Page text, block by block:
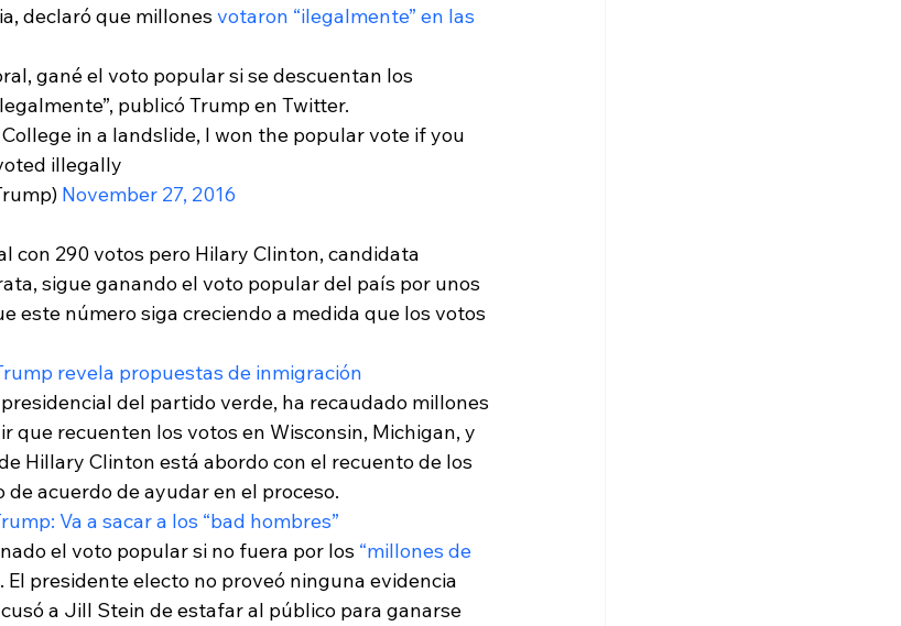
declaró que millones votaron “ilegalmente” en las
gané el voto popular si se descuentan los
publicó Trump en Twitter.
in a landslide, I won the popular vote if you
illegally
November 27, 2016
con 290 votos pero Hilary Clinton, candidata
sigue ganando el voto popular del país por unos
este número siga creciendo a medida que los votos
revela propuestas de inmigración
del partido verde, ha recaudado millones
que recuenten los votos en Wisconsin, Michigan, y
Hillary Clinton está abordo con el recuento de los
acuerdo de ayudar en el proceso.
Va a sacar a los “bad hombres”
el voto popular si no fuera por los “millones de
. El presidente electo no proveó ninguna evidencia
a Jill Stein de estafar al público para ganarse